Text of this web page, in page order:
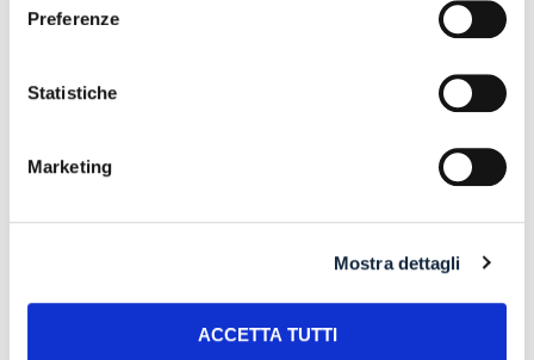
Preferenze
Statistiche
Marketing
Mostra dettagli
ACCETTA TUTTI
Archives